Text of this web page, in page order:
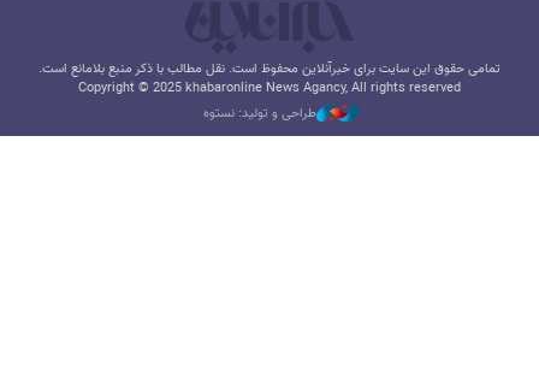
تمامی حقوق این سایت برای خبرآنلاین محفوظ است. نقل مطالب با ذکر منبع بلامانع است.
Copyright © 2025 khabaronline News Agancy, All rights reserved
طراحی و تولید: نستوه